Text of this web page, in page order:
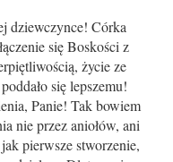
dziewczynce! Córka
się Boskości z
życie ze
się lepszemu!
Panie! Tak bowiem
nie przez aniołów, ani
pierwsze stworzenie,